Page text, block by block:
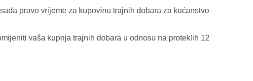
pravo vrijeme za kupovinu trajnih dobara za kućanstvo
vaša kupnja trajnih dobara u odnosu na proteklih 12